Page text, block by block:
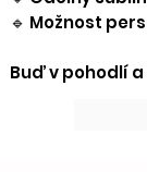
🔹 Možnost
Buď v pohodlí